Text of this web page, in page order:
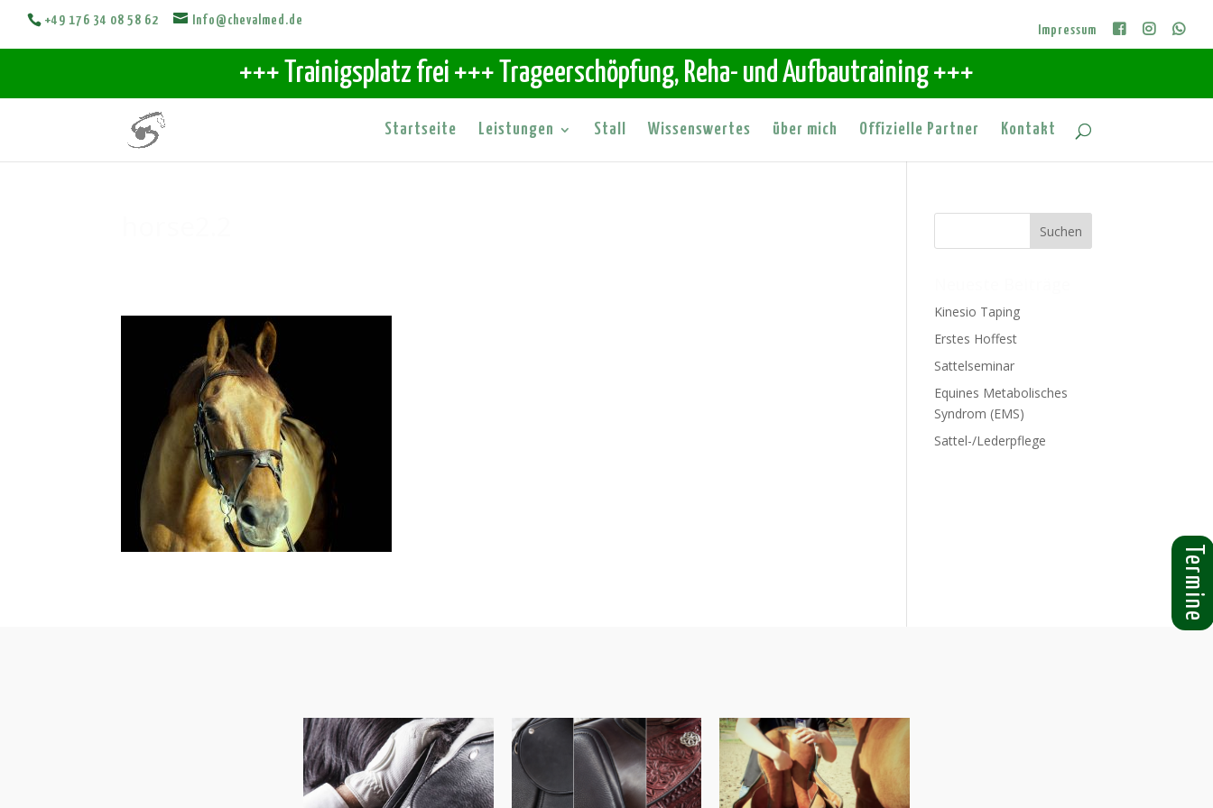
+49 176 34 08 58 62 Info@chevalmed.de
Impressum
+++ Trainigsplatz frei +++ Trageerschöpfung, Reha- und Aufbautraining +++
Startseite Leistungen Stall Wissenswertes über mich Offizielle Partner Kontakt
Kinesio Taping
Erstes Hoffest
Sattelseminar
Equines Metabolisches
Syndrom (EMS)
Sattel-/Lederpflege
Termine